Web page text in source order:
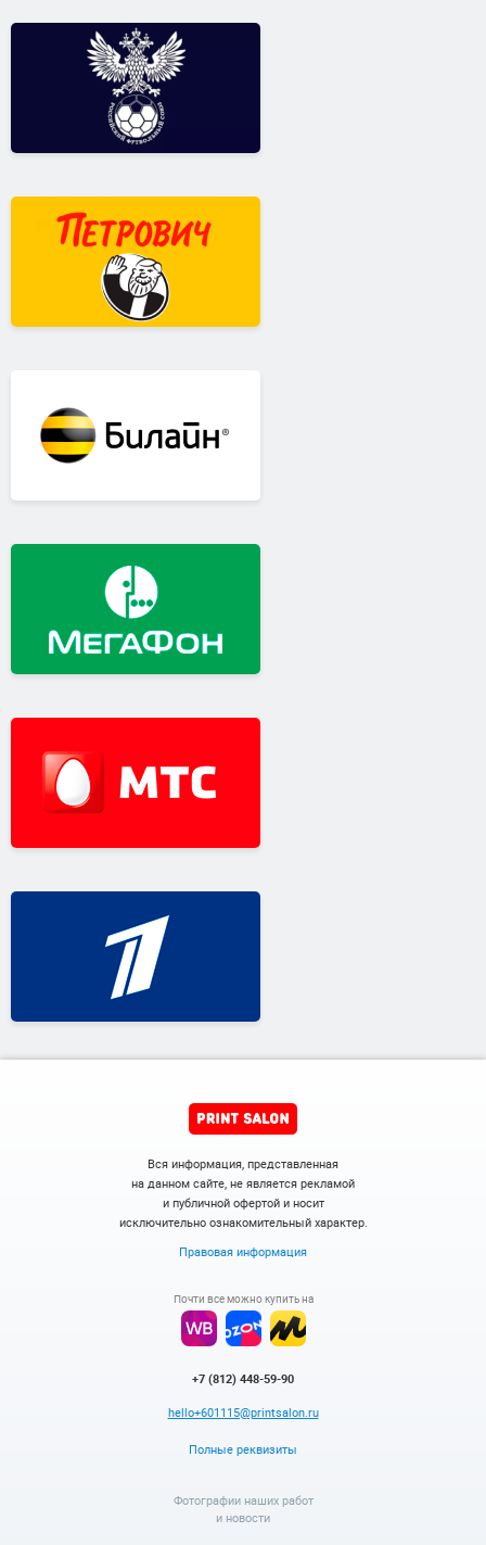
Вся информация, представленная
на данном сайте, не является рекламой
и публичной офертой и носит
исключительно ознакомительный характер.
Правовая информация
Почти все можно купить на
+7 (812) 448-59-90
hello+601115@printsalon.ru
Полные реквизиты
Фотографии наших работ
и новости